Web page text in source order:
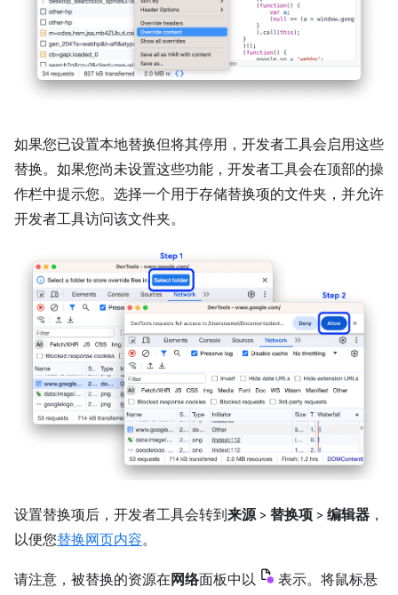
如果您已设置本地替换但将其停用，开发者工具会启用这些
替换。如果您尚未设置这些功能，开发者工具会在顶部的操
作栏中提示您。选择一个用于存储替换项的文件夹，并允许
开发者工具访问该文件夹。
设置替换项后，开发者工具会转到来源> 替换项 > 编辑器 ，
以便您替换网页内容。
请注意，被替换的资源在网络面板中以
表示。将鼠标悬